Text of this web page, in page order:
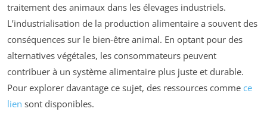
traitement des animaux dans les élevages industriels.
L’industrialisation de la production alimentaire a souvent des
conséquences sur le bien-être animal. En optant pour des
alternatives végétales, les consommateurs peuvent
contribuer à un système alimentaire plus juste et durable.
Pour explorer davantage ce sujet, des ressources comme ce
lien sont disponibles.